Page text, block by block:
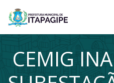
CEMIG